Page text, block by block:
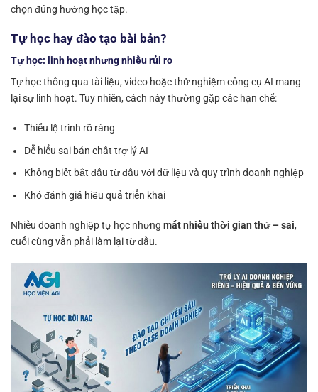
chọn đúng hướng học tập.
Tự học hay đào tạo bài bản?
Tự học: linh hoạt nhưng nhiều rủi ro
Tự học thông qua tài liệu, video hoặc thử nghiệm công cụ AI mang
lại sự linh hoạt. Tuy nhiên, cách này thường gặp các hạn chế:
Thiếu lộ trình rõ ràng
Dễ hiểu sai bản chất trợ lý AI
Không biết bắt đầu từ đâu với dữ liệu và quy trình doanh nghiệp
Khó đánh giá hiệu quả triển khai
Nhiều doanh nghiệp tự học nhưng mất nhiều thời gian thử – sai,
cuối cùng vẫn phải làm lại từ đầu.